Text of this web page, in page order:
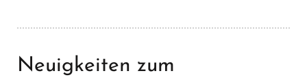
Neuigkeiten zum